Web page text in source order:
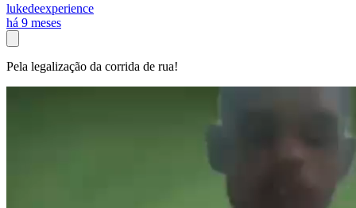
lukedeexperience
há 9 meses
Pela legalização da corrida de rua!